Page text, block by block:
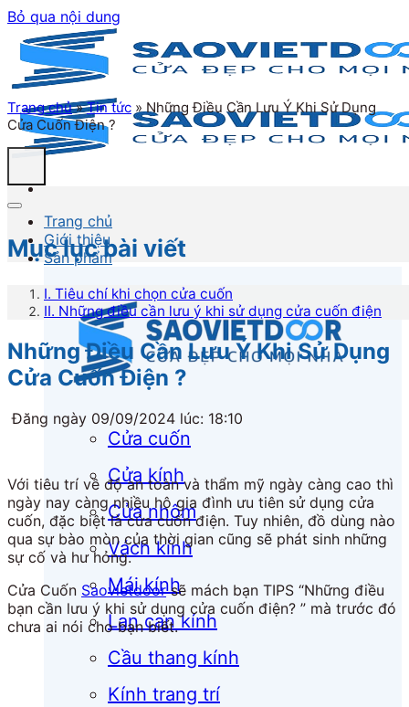
Bỏ qua nội dung
Trang chủ
Giới thiệu
Sản phẩm
Cửa cuốn
Cửa kính
Cửa nhôm
Vách kính
Mái kính
Lan can kính
Cầu thang kính
Kính trang trí
Trang chủ»Tin tức »Những Điều Cần Lưu Ý Khi Sử Dụng
Cửa Cuốn Điện ?
Mục lục bài viết
I. Tiêu chí khi chọn cửa cuốn
II. Những điều cần lưu ý khi sử dụng cửa cuốn điện
Những Điều Cần Lưu Ý Khi Sử Dụng
Cửa Cuốn Điện ?
Đăng ngày 09/09/2024 lúc: 18:10
Với tiêu trí về độ an toàn và thẩm mỹ ngày càng cao thì
ngày nay càng nhiều hộ gia đình ưu tiên sử dụng cửa
cuốn, đặc biệt là cửa cuốn điện. Tuy nhiên, đồ dùng nào
qua sự bào mòn của thời gian cũng sẽ phát sinh những
sự cố và hư hỏng.
Cửa Cuốn Saovietdoorsẽ mách bạn TIPS “Những điều
bạn cần lưu ý khi sử dụng cửa cuốn điện? ” mà trước đó
chưa ai nói cho bạn biết.